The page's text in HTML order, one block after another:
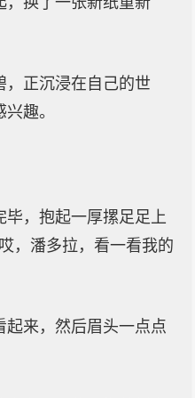
，正沉浸在自己的世
趣。
毕，抱起一厚摞足足上
，潘多拉，看一看我的
起来，然后眉头一点点